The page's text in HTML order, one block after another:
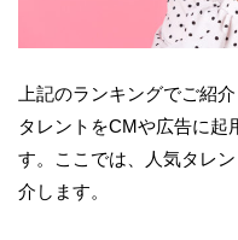
上記のランキングでご紹
タレントをCMや広告に起
す。ここでは、人気タレ
介します。